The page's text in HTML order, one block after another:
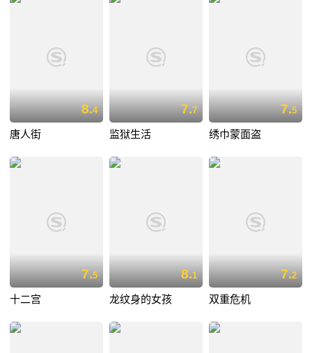
8.4
唐人街
7.7
监狱生活
7.5
绣巾蒙面盗
7.5
十二宫
8.1
龙纹身的女孩
7.2
双重危机